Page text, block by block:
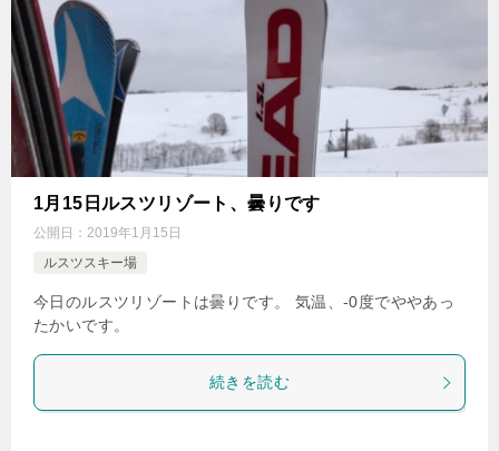
1月15日ルスツリゾート、曇りです
公開日： 2019年1月15日
ルスツスキー場
今日のルスツリゾートは曇りです。 気温、-0度でややあっ
たかいです。
続きを読む